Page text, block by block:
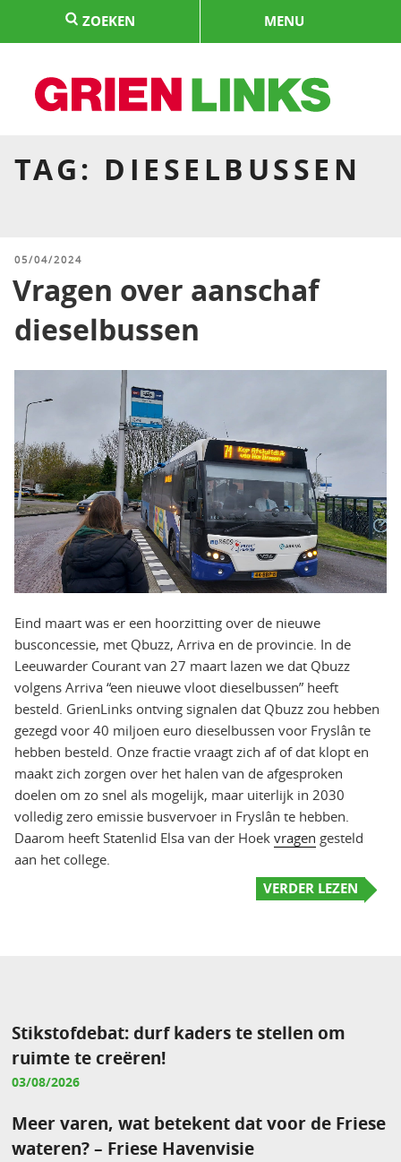
springen
ZOEKEN MENU
TAG: DIESELBUSSEN
GEPLAATST
05/04/2024
Vragen over aanschaf
dieselbussen
Eind maart was er een hoorzitting over de nieuwe
busconcessie, met Qbuzz, Arriva en de provincie. In de
Leeuwarder Courant van 27 maart lazen we dat Qbuzz
volgens Arriva “een nieuwe vloot dieselbussen” heeft
besteld. GrienLinks ontving signalen dat Qbuzz zou hebben
gezegd voor 40 miljoen euro dieselbussen voor Fryslân te
hebben besteld. Onze fractie vraagt zich af of dat klopt en
maakt zich zorgen over het halen van de afgesproken
doelen om zo snel als mogelijk, maar uiterlijk in 2030
volledig zero emissie busvervoer in Fryslân te hebben.
Daarom heeft Statenlid Elsa van der Hoek vragen gesteld
aan het college.
VERDER LEZEN
Stikstofdebat: durf kaders te stellen om
ruimte te creëren!
03/08/2026
Meer varen, wat betekent dat voor de Friese
wateren? – Friese Havenvisie